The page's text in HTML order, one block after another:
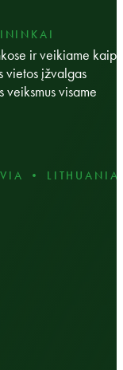
ir veikiame kaip
vietos įžvalgas
visame
•